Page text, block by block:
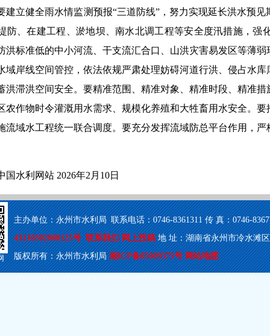
建立健全雨水情监测预报“三道防线”，努力实现延长洪水预
防、在建工程、淤地坝、南水北调工程等安全度汛措施，强
洪标准低的中小河流、干支流汇合口、山洪灾害易发区等薄
域岸线空间管控，依法依规严肃处理妨碍河道行洪、侵占水
洪滞洪空间安全。要精准范围、精准对象、精准时段、精准
农作物时令灌溉用水需求、规模化养殖和大牲畜用水安全。
流域水工程统一联合调度。要充分发挥流域防总平台作用，
国水利网站 2026年2月10日
主办单位：永州市水利局 联系电话：0746-8361311 传 真：0746-
43110302000125号 联系我们 网上投稿地 址：湖南省永州市冷水滩
版权所有：永州市水利局湘ICP备05009375号 网站地图